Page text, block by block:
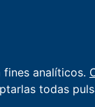
analíticos.
todas